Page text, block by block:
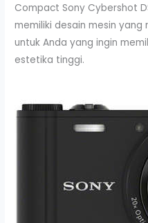
Compact Sony Cybershot
memiliki desain mesin
untuk Anda yang ingin
estetika tinggi.